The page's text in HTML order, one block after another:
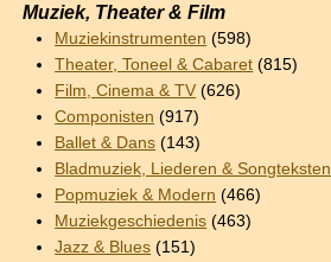
Muziek, Theater & Film
Muziekinstrumenten (598)
Theater, Toneel & Cabaret (815)
Film, Cinema & TV (626)
Componisten (917)
Ballet & Dans (143)
Bladmuziek, Liederen & Songteksten
Popmuziek & Modern (466)
Muziekgeschiedenis (463)
Jazz & Blues (151)